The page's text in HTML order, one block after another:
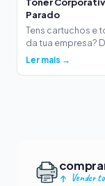
Parado
Tens cartuchos e
da tua empresa?
Ler mais →
Vender